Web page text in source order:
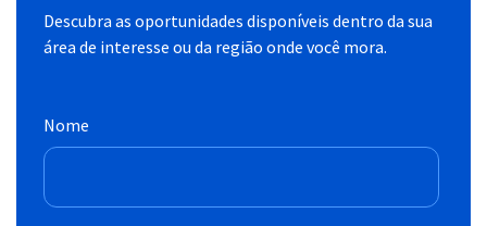
Descubra as oportunidades disponíveis dentro da sua
área de interesse ou da região onde você mora.
Nome